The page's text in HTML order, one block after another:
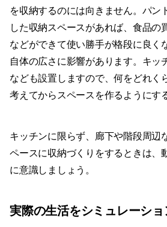
を収納するのには向きません。パン
した収納スペースがあれば、食品の
などができて使い勝手が格段に良く
自体の広さに影響があります。キッ
なども設置しますので、何をどれく
考えてからスペースを作るようにす
キッチンに限らず、廊下や階段周辺
ペースに収納づくりをするときは、
に意識しましょう。
実際の生活をシミュレーショ